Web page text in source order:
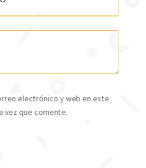
electrónico y web en este
vez que comente.